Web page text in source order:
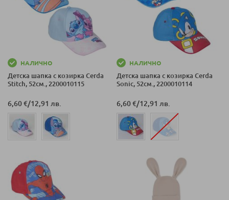
НАЛИЧНО
Детска шапка с козирка Cerda
Stitch, 52см., 2200010115
6,60 €/12,91 лв.
НАЛИЧНО
Детска шапка с козирка Cerda
Sonic, 52см., 2200010114
6,60 €/12,91 лв.